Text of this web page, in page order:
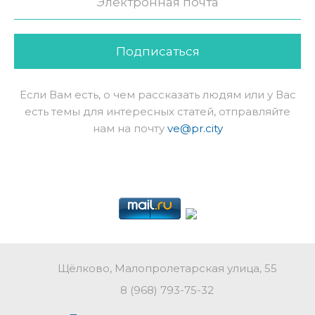
Подписаться
Если Вам есть, о чем рассказать людям или у Вас
есть темы для интересных статей, отправляйте
нам на почту ve@pr.city
Щёлково, Малопролетарская улица, 55
8 (968) 793-75-32